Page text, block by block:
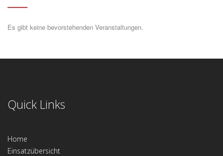
Es gibt keine bevorstehenden Veranstaltungen.
Quick Links
Home
Einsatzübersicht